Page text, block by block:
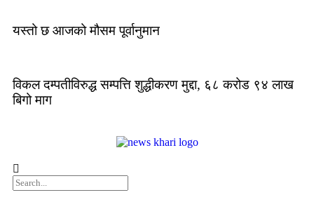
यस्तो छ आजको मौसम पूर्वानुमान
विकल दम्पतीविरुद्ध सम्पत्ति शुद्धीकरण मुद्दा, ६८ करोड ९४ लाख
बिगो माग